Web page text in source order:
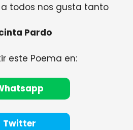
a todos nos gusta tanto
Pardo
este Poema en:
Twitter